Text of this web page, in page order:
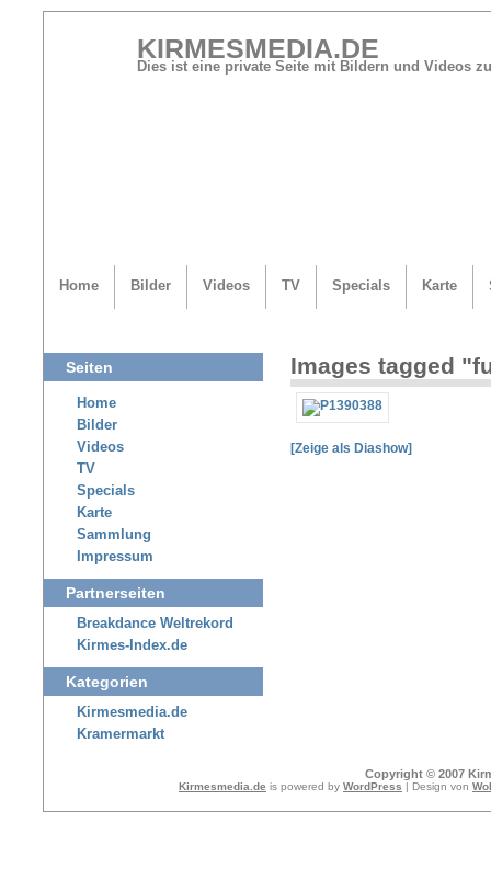
KIRMESMEDIA.DE
Dies ist eine private Seite mit Bildern und Videos
Home Bilder Videos TV Specials Karte
Images tagged
[Zeige als Diashow]
Seiten
Home
Bilder
Videos
TV
Specials
Karte
Sammlung
Impressum
Partnerseiten
Breakdance Weltrekord
Kirmes-Index.de
Kategorien
Kirmesmedia.de
Kramermarkt
Copyright © 2007
Kirmesmedia.de is powered by WordPress | Design von